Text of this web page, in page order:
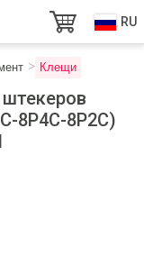
RU
Клещи
8P4C-8P2C)